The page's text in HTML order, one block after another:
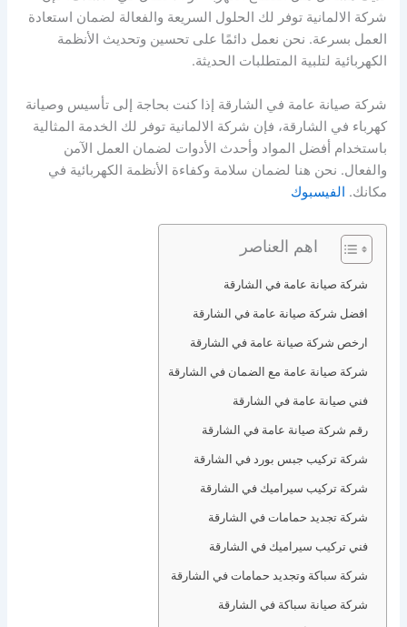
شركة الالمانية توفر لك الحلول السريعة والفعالة لضمان استعادة
العمل بسرعة. نحن نعمل دائمًا على تحسين وتحديث الأنظمة
الكهربائية لتلبية المتطلبات الحديثة.
شركة صيانة عامة في الشارقة إذا كنت بحاجة إلى تأسيس وصيانة
كهرباء في الشارقة، فإن شركة الالمانية توفر لك الخدمة المثالية
باستخدام أفضل المواد وأحدث الأدوات لضمان العمل الآمن
والفعال. نحن هنا لضمان سلامة وكفاءة الأنظمة الكهربائية في
مكانك. الفيسبوك
اهم العناصر
شركة صيانة عامة في الشارقة
افضل شركة صيانة عامة في الشارقة
ارخص شركة صيانة عامة في الشارقة
شركة صيانة عامة مع الضمان في الشارقة
فني صيانة عامة في الشارقة
رقم شركة صيانة عامة في الشارقة
شركة تركيب جبس بورد في الشارقة
شركة تركيب سيراميك في الشارقة
شركة تجديد حمامات في الشارقة
فني تركيب سيراميك في الشارقة
شركة سباكة وتجديد حمامات في الشارقة
شركة صيانة سباكة في الشارقة